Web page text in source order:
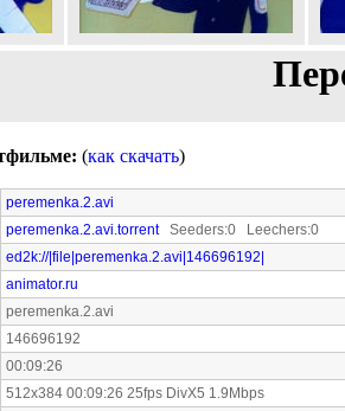
(как скачать)
peremenka.2.avi
peremenka.2.avi.torrentSeeders:0 Leechers:0
ed2k://|file|peremenka.2.avi|146696192|
animator.ru
peremenka.2.avi
146696192
00:09:26
512x384 00:09:26 25fps DivX5 1.9Mbps